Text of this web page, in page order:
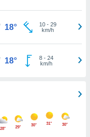
18° 10- 29
km/h
18° 8- 24
km/h
28°
29° 30° 31° 30°